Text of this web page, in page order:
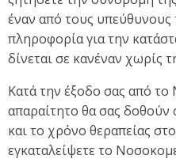
έναν από τους υπεύθυνους
πληροφορία για την
δίνεται σε κανέναν χωρίς
Κατά την έξοδο σας από το
απαραίτητο θα σας δοθούν
και το χρόνο θεραπείας
εγκαταλείψετε το